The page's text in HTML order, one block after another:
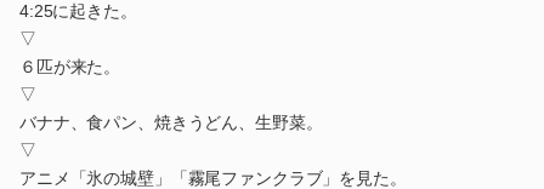
4:25に起きた。
▽
６匹が来た。
▽
バナナ、食パン、焼きうどん、生野菜。
▽
アニメ「氷の城壁」「霧尾ファンクラブ」を見た。